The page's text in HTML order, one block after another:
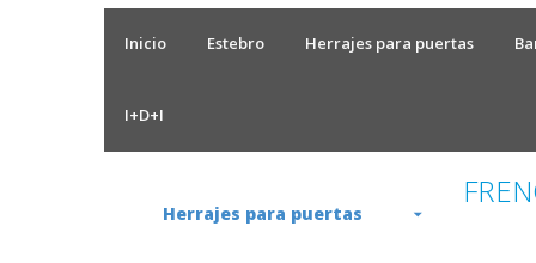
Inicio Estebro Herrajes para puertas
I+D+I
Herrajes para puertas